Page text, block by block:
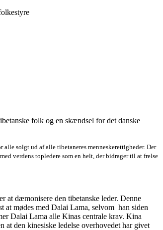
folk og en skændsel for det danske
solgt ud af alle tibetaneres menneskerettigheder. Der
verdens topledere som en helt, der bidrager til at frelse
at dæmonisere den tibetanske leder. Denne
at mødes med Dalai Lama, selvom han siden
Dalai Lama alle Kinas centrale krav. Kina
at den kinesiske ledelse overhovedet har givet